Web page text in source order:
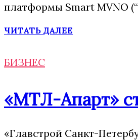
платформы Smart MVNO
ЧИТАТЬ ДАЛЕЕ
БИЗНЕС
«МТЛ-Апарт»
«Главстрой Санкт-